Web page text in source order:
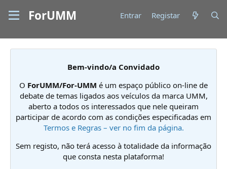
ForUMM Entrar Registar
Bem-vindo/a Convidado
O ForUMM/For-UMM é um espaço público on-line de
debate de temas ligados aos veículos da marca UMM,
aberto a todos os interessados que nele queiram
participar de acordo com as condições especificadas em
Termos e Regras – ver no fim da página.
Sem registo, não terá acesso à totalidade da informação
que consta nesta plataforma!